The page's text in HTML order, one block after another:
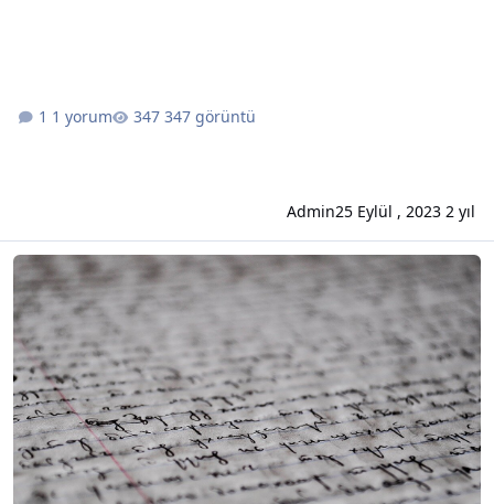
1 yorum 347 görüntü
Admin25 Eylül , 2023 2 yıl
Bugün Hala Kullanılan Dünyanın En Eski 11 Dili